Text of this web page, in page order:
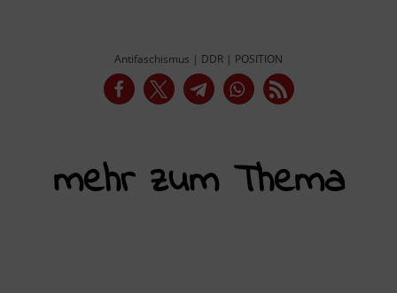
Antifaschismus | DDR | POSITION
mehr zum Thema